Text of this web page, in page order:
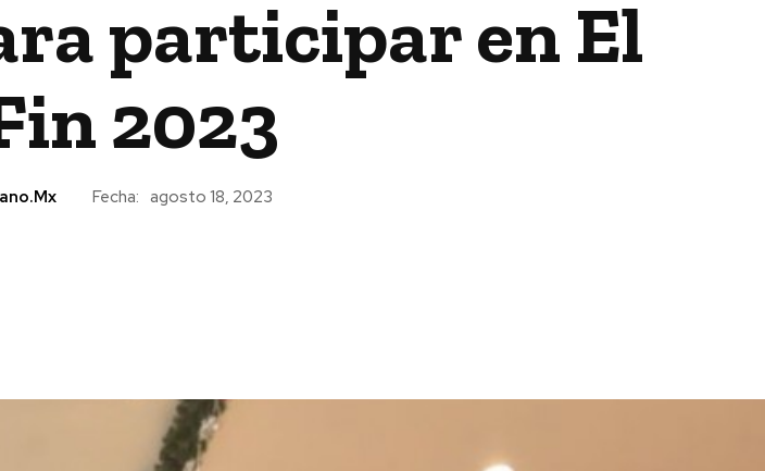
participar en El
2023
Fecha: agosto 18, 2023